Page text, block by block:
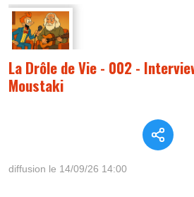
La Drôle de Vie - 002 -
Moustaki
diffusion le 14/09/26 14:00